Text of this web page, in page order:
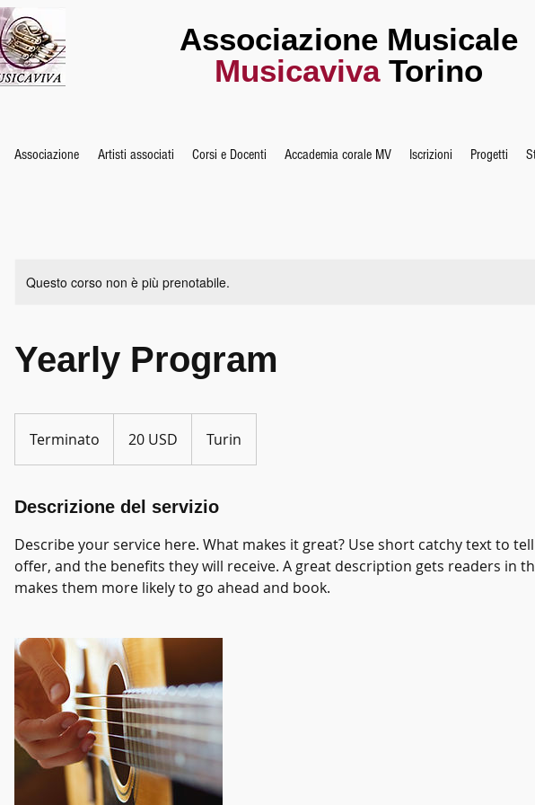
Associazione Musicale
MusicavivaTorino
Associazione Artisti associati Corsi e Docenti Accademia corale MV Iscrizioni Progetti
Questo corso non è più prenotabile.
Yearly Program
Terminato
e
m
n
a
t
statunitensi
20 USD Turin
Descrizione del servizio
Describe your service here. What makes it great? Use short catchy text to
offer, and the benefits they will receive. A great description gets readers in
makes them more likely to go ahead and book.